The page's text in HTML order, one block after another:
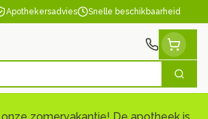
Apothekersadvies Snelle beschikbaarheid
Zoek